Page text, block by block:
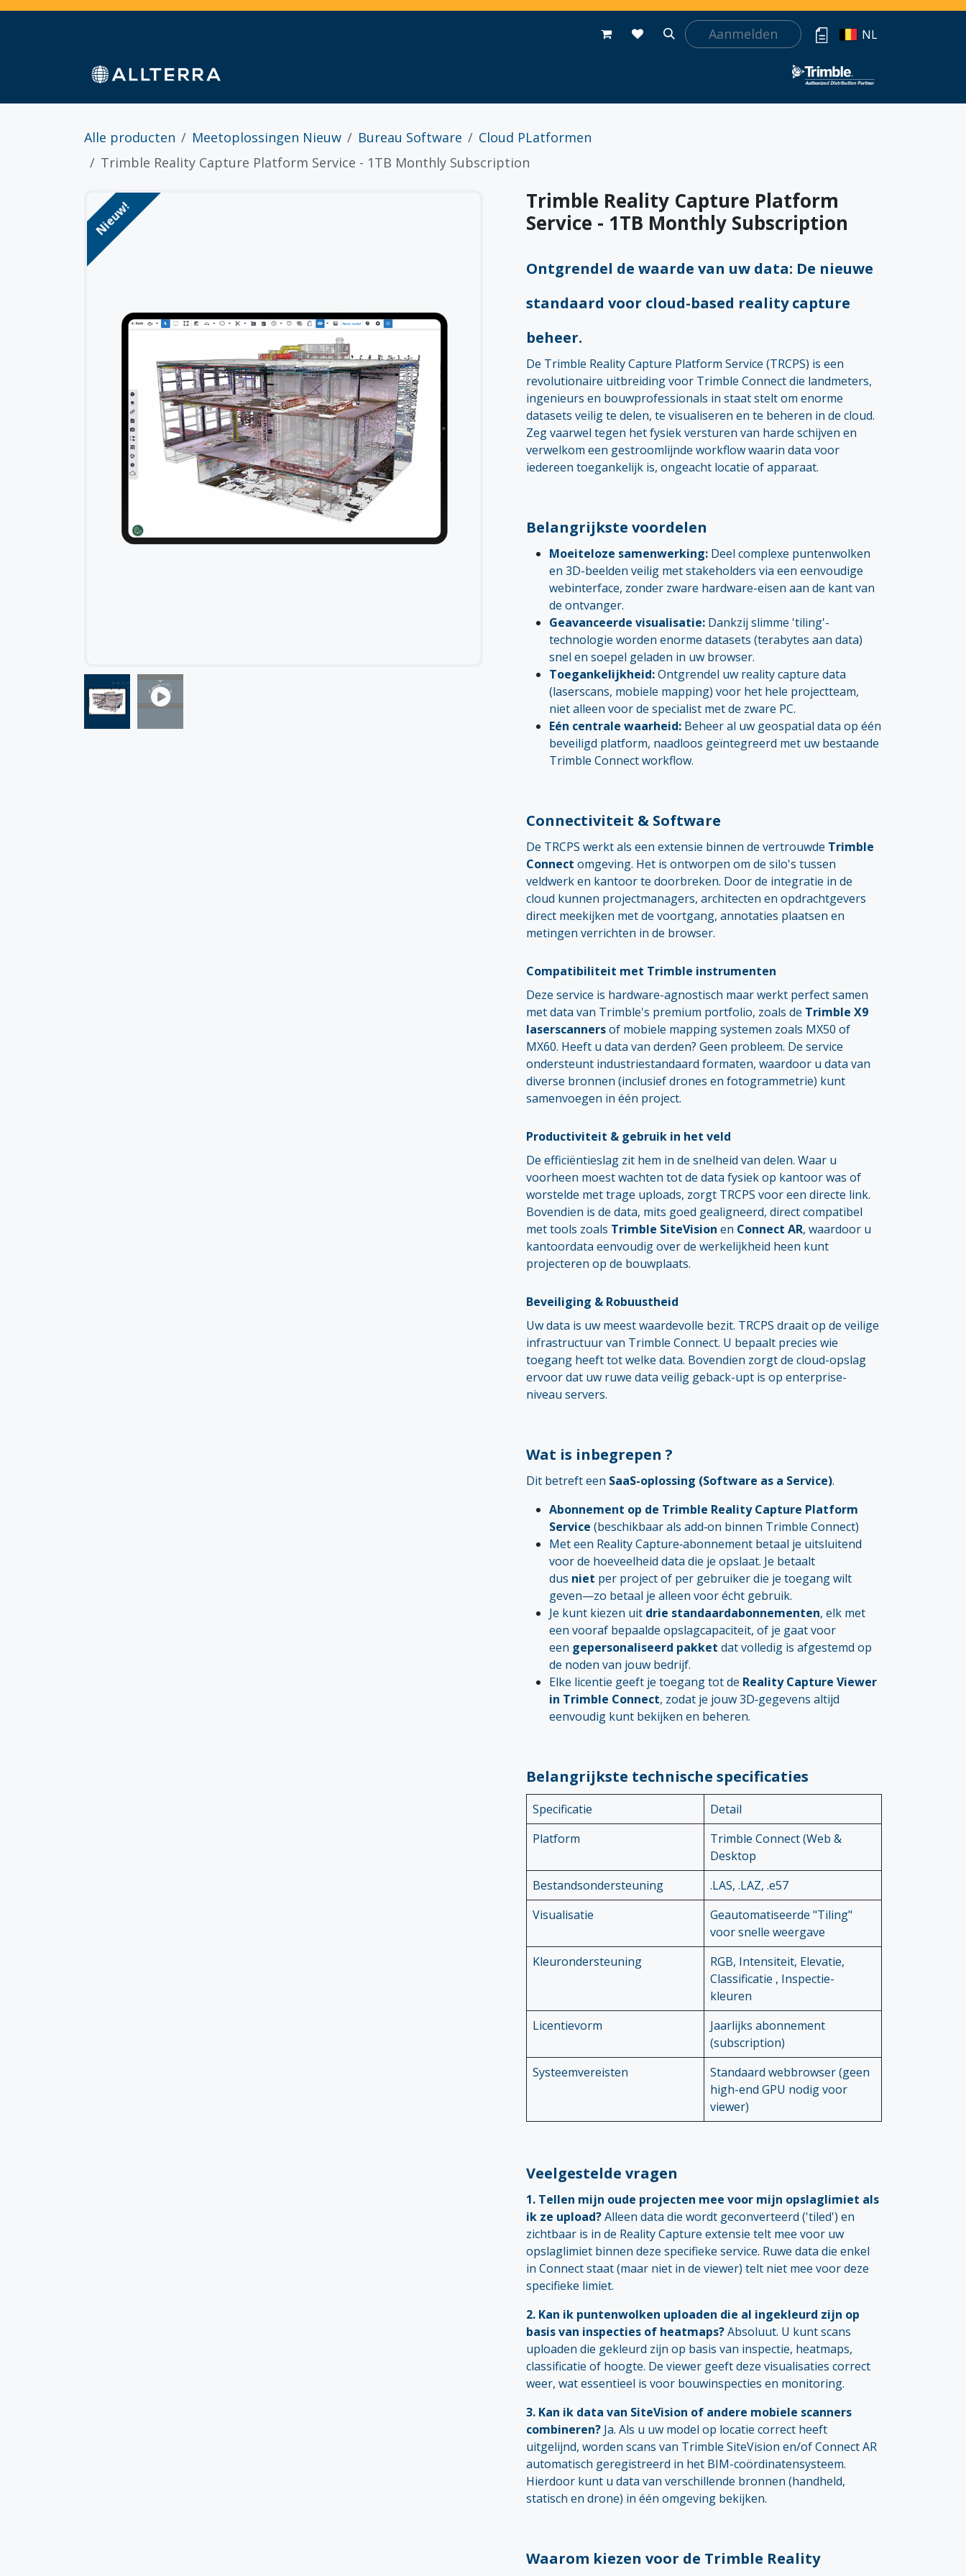
Overslaan naar inhoud
Contact Aanmelden NL
Alle producten Meetoplossingen Nieuw Bureau Software
Cloud PLatformen
Trimble Reality Capture Platform Service - 1TB Monthly Subscription
Nieuw!
Nieuw!
Trimble Reality Capture Platform
Service - 1TB Monthly Subscription
Ontgrendel de waarde van uw data: De nieuwe
standaard voor cloud-based reality capture
beheer.
De Trimble Reality Capture Platform Service (TRCPS) is een
revolutionaire uitbreiding voor Trimble Connect die landmeters,
ingenieurs en bouwprofessionals in staat stelt om enorme
datasets veilig te delen, te visualiseren en te beheren in de cloud.
Zeg vaarwel tegen het fysiek versturen van harde schijven en
verwelkom een gestroomlijnde workflow waarin data voor
iedereen toegankelijk is, ongeacht locatie of apparaat.
Belangrijkste voordelen
Moeiteloze samenwerking: Deel complexe puntenwolken
en 3D-beelden veilig met stakeholders via een eenvoudige
webinterface, zonder zware hardware-eisen aan de kant van
de ontvanger.
Geavanceerde visualisatie: Dankzij slimme 'tiling'-
technologie worden enorme datasets (terabytes aan data)
snel en soepel geladen in uw browser.
Toegankelijkheid:Ontgrendel uw reality capture data
(laserscans, mobiele mapping) voor het hele projectteam,
niet alleen voor de specialist met de zware PC.
Eén centrale waarheid: Beheer al uw geospatial data op één
beveiligd platform, naadloos geïntegreerd met uw bestaande
Trimble Connect workflow.
Connectiviteit & Software
De TRCPS werkt als een extensie binnen de vertrouwde Trimble
Connect omgeving. Het is ontworpen om de silo's tussen
veldwerk en kantoor te doorbreken. Door de integratie in de
cloud kunnen projectmanagers, architecten en opdrachtgevers
direct meekijken met de voortgang, annotaties plaatsen en
metingen verrichten in de browser.
Compatibiliteit met Trimble instrumenten
Deze service is hardware-agnostisch maar werkt perfect samen
met data van Trimble's premium portfolio, zoals de Trimble X9
laserscannersof mobiele mapping systemen zoals MX50 of
MX60. Heeft u data van derden? Geen probleem. De service
ondersteunt industriestandaard formaten, waardoor u data van
diverse bronnen (inclusief drones en fotogrammetrie) kunt
samenvoegen in één project.
Productiviteit & gebruik in het veld
De efficiëntieslag zit hem in de snelheid van delen. Waar u
voorheen moest wachten tot de data fysiek op kantoor was of
worstelde met trage uploads, zorgt TRCPS voor een directe link.
Bovendien is de data, mits goed gealigneerd, direct compatibel
met tools zoals Trimble SiteVision en Connect AR, waardoor u
kantoordata eenvoudig over de werkelijkheid heen kunt
projecteren op de bouwplaats.
Beveiliging & Robuustheid
Uw data is uw meest waardevolle bezit. TRCPS draait op de veilige
infrastructuur van Trimble Connect. U bepaalt precies wie
toegang heeft tot welke data. Bovendien zorgt de cloud-opslag
ervoor dat uw ruwe data veilig geback-upt is op enterprise-
niveau servers.
Wat is inbegrepen ?
Dit betreft een SaaS-oplossing (Software as a Service).
Abonnement op de Trimble Reality Capture Platform
Service (beschikbaar als add‑on binnen Trimble Connect)
Met een Reality Capture‑abonnement betaal je uitsluitend
voor de hoeveelheid data die je opslaat. Je betaalt
dus niet per project of per gebruiker die je toegang wilt
geven—zo betaal je alleen voor écht gebruik.
Je kunt kiezen uit drie standaardabonnementen, elk met
een vooraf bepaalde opslagcapaciteit, of je gaat voor
een gepersonaliseerd pakket dat volledig is afgestemd op
de noden van jouw bedrijf.
Elke licentie geeft je toegang tot de Reality Capture Viewer
in Trimble Connect, zodat je jouw 3D‑gegevens altijd
eenvoudig kunt bekijken en beheren.
Belangrijkste technische specificaties
Specificatie
Detail
Platform
Trimble Connect (Web &
Desktop
Bestandsondersteuning
.LAS, .LAZ, .e57
Visualisatie
Geautomatiseerde "Tiling"
voor snelle weergave
Kleurondersteuning
RGB, Intensiteit, Elevatie,
Classificatie , Inspectie-
kleuren
Licentievorm
Jaarlijks abonnement
(subscription)
Systeemvereisten
Standaard webbrowser (geen
high-end GPU nodig voor
viewer)
Veelgestelde vragen
1. Tellen mijn oude projecten mee voor mijn opslaglimiet als
ik ze upload?Alleen data die wordt geconverteerd ('tiled') en
zichtbaar is in de Reality Capture extensie telt mee voor uw
opslaglimiet binnen deze specifieke service. Ruwe data die enkel
in Connect staat (maar niet in de viewer) telt niet mee voor deze
specifieke limiet.
2. Kan ik puntenwolken uploaden die al ingekleurd zijn op
basis van inspecties of heatmaps?Absoluut. U kunt scans
uploaden die gekleurd zijn op basis van inspectie, heatmaps,
classificatie of hoogte. De viewer geeft deze visualisaties correct
weer, wat essentieel is voor bouwinspecties en monitoring.
3. Kan ik data van SiteVision of andere mobiele scanners
combineren? Ja. Als u uw model op locatie correct heeft
uitgelijnd, worden scans van Trimble SiteVision en/of Connect AR
automatisch geregistreerd in het BIM-coördinatensysteem.
Hierdoor kunt u data van verschillende bronnen (handheld,
statisch en drone) in één omgeving bekijken.
Waarom kiezen voor de Trimble Reality